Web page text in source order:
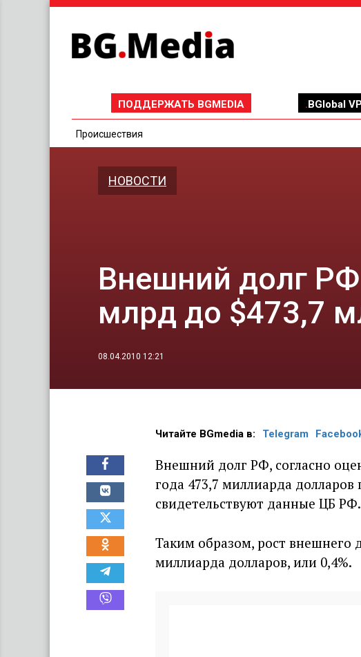
ПОДДЕРЖАТЬ BGMEDIA BGlobal
Проиcшествия
НОВОСТИ
Внешний долг РФ
млрд до $473,7
08.04.2010 12:21
Читайте BGmedia в: Telegram
Внешний долг РФ, согласно
года 473,7 миллиарда
свидетельствуют данные ЦБ РФ.
Таким образом, рост внешнего
миллиарда долларов, или 0,4%.